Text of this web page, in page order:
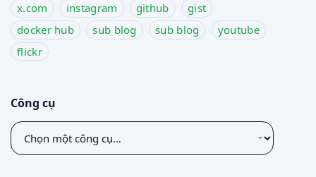
x.com instagram github
gist
docker hub
sub blog sub blog
youtube
flickr
Công cụ
Chọn
một